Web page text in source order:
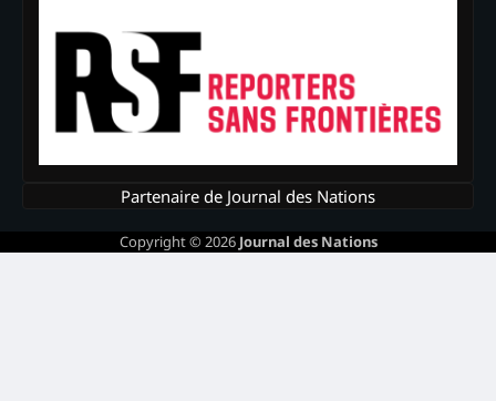
Partenaire de Journal des Nations
Copyright © 2026 Journal des Nations